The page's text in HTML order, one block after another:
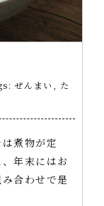
ぜんまい
た
煮物が定
年末にはお
合わせで是